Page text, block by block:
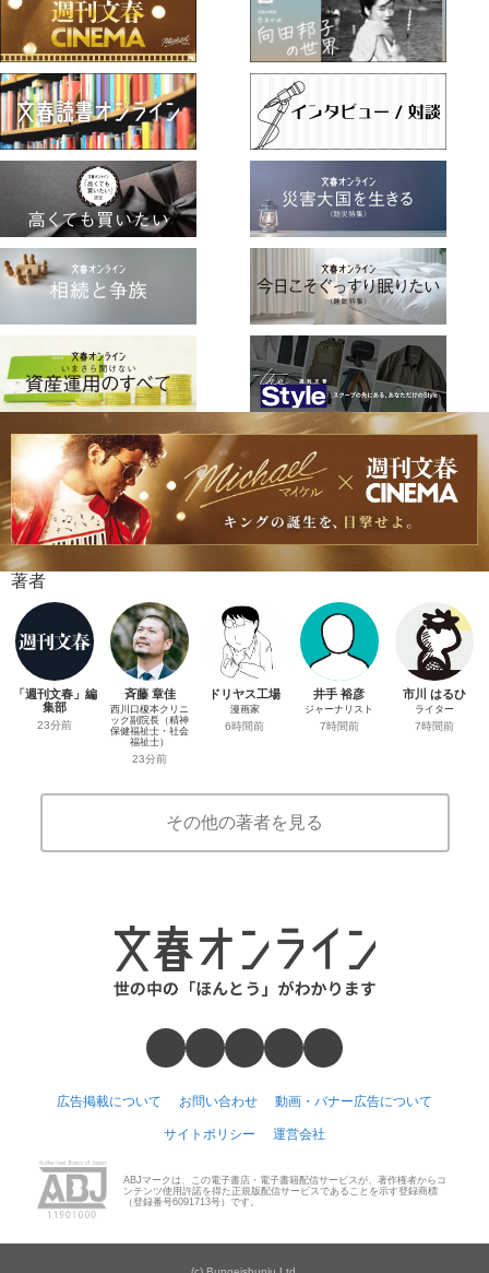
著者
「週刊文春」編
集部
23分前
斉藤 章佳
西川口榎本クリニ
ック副院長（精神
保健福祉士・社会
福祉士）
23分前
ドリヤス工場
漫画家
6時間前
井手 裕彦
ジャーナリスト
7時間前
市川 はるひ
ライター
7時間前
その他の著者を見る
広告掲載について お問い合わせ 動画・バナー広告について
サイトポリシー 運営会社
ABJマークは、この電子書店・電子書籍配信サービスが、著作権者からコ
ンテンツ使用許諾を得た正規版配信サービスであることを示す登録商標
（登録番号6091713号）です。